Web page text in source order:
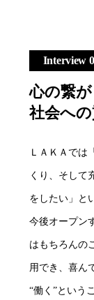
Interview
心の繋が
社会へ
ＬＡＫＡでは
くり、そして
をしたい」と
今後オープン
はもちろんの
用でき、喜ん
“働く”という